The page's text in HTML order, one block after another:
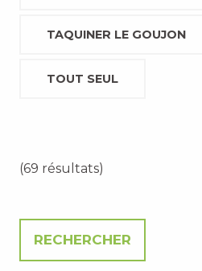
TAQUINER LE GOUJON
TOUT SEUL
(69 résultats)